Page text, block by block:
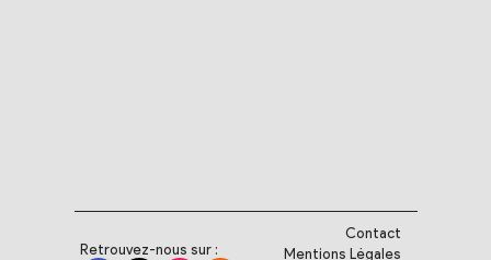
Retrouvez-nous sur :
Contact
Mentions Légales